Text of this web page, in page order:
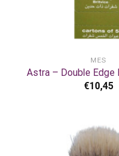
MES
Astra – Double Edge
€10,45